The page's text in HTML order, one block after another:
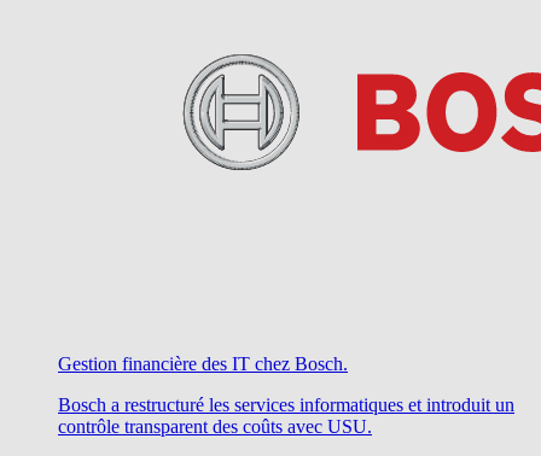
Gestion financière des IT chez Bosch.
Bosch a restructuré les services informatiques et introduit un
contrôle transparent des coûts avec USU.